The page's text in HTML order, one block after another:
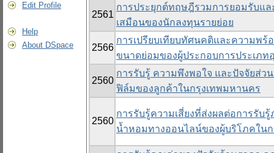
Edit Profile
Help
About DSpace
2561
การประยุกต์ทฤษฎีรวมการยอมรับแ
เสมือนของนักลงทุนรายย่อย
2566
การเปรียบเทียบทัศนคติและความพ
ขนาดย่อมของผู้ประกอบการประเภ
2560
การรับรู้ ความพึงพอใจ และปัจจัยส่
ฟิล์มของลูกค้าในกรุงเทพมหานคร
2560
การรับรู้ความเสี่ยงที่ส่งผลต่อการรับ
น้ำหอมทางออนไลน์ของผู้บริโภคใน